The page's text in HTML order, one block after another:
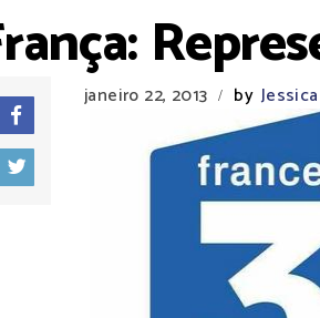
janeiro 22, 2013 / by